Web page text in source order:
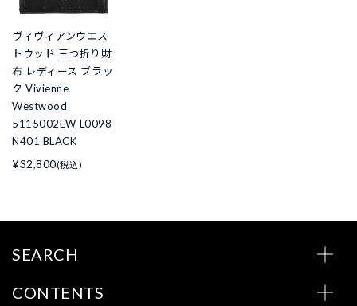
ヴィヴィアンウエス
トウッド 三つ折り財
布 レディース ブラッ
ク Vivienne
Westwood
5115002EW L0098
N401 BLACK
¥32,800(税込)
SEARCH
CONTENTS